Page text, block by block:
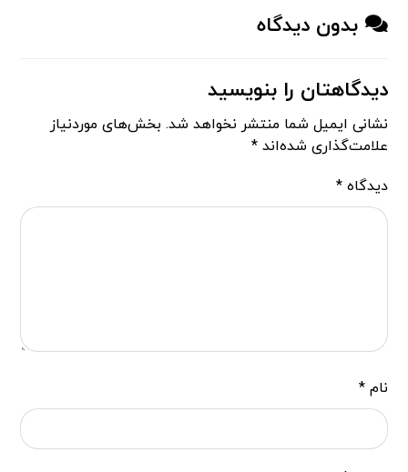
بدون دیدگاه
دیدگاهتان را بنویسید
نشانی ایمیل شما منتشر نخواهد شد. بخش‌های موردنیاز
علامت‌گذاری شده‌اند*
دیدگاه*
نام*